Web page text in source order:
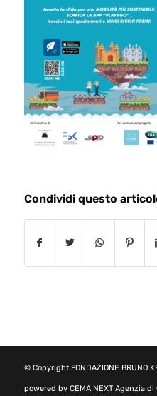
Condividi questo
© Copyright FONDAZIONE BRUNO
powered by CEMA NEXT Agenzia